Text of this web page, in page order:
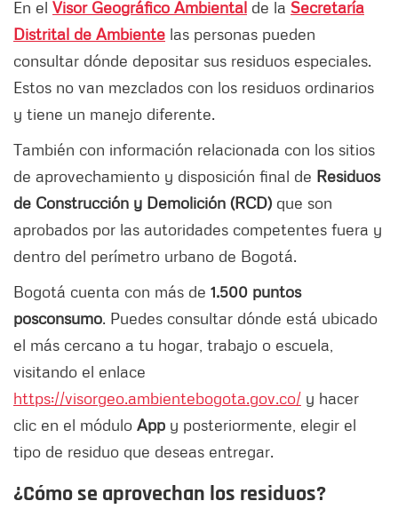
En el Visor Geográfico Ambiental de la Secretaría
Distrital de Ambiente las personas pueden
consultar dónde depositar sus residuos especiales.
Estos no van mezclados con los residuos ordinarios
y tiene un manejo diferente.
También con información relacionada con los sitios
de aprovechamiento y disposición final de Residuos
de Construcción y Demolición (RCD) que son
aprobados por las autoridades competentes fuera y
dentro del perímetro urbano de Bogotá.
Bogotá cuenta con más de 1.500 puntos
posconsumo. Puedes consultar dónde está ubicado
el más cercano a tu hogar, trabajo o escuela,
visitando el enlace
https://visorgeo.ambientebogota.gov.co/ y hacer
clic en el módulo App y posteriormente, elegir el
tipo de residuo que deseas entregar.
¿Cómo se aprovechan los residuos?